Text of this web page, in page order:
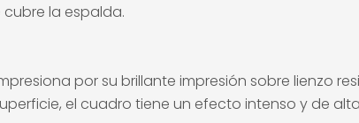
la espalda.
por su brillante impresión sobre lienzo
el cuadro tiene un efecto intenso y de